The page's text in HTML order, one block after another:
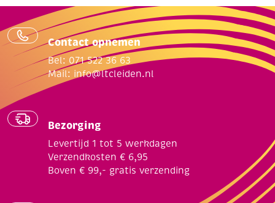
Contact opnemen
Bel: 071 522 36 63
Mail: info@ltcleiden.nl
Bezorging
Levertijd 1 tot 5 werkdagen
Verzendkosten € 6,95
Boven € 99,- gratis verzending